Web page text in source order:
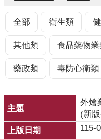
區
主
題
專
區
便
民
務
全部 衛生類
其他類 食品藥物業
藥政類 毒防心衛類
外燴
(新
115-